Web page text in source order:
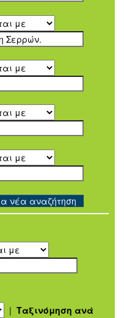
νέα αναζήτηση
| Ταξινόμηση ανά